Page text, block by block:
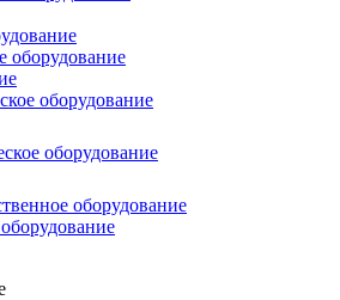
оборудование
оборудование
оборудование
оборудование